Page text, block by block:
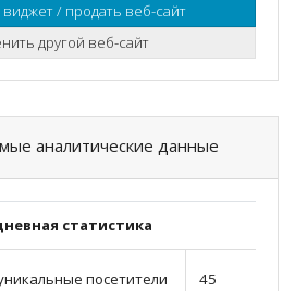
/ продать веб-сайт
другой веб-сайт
аналитические данные
статистика
посетители 45